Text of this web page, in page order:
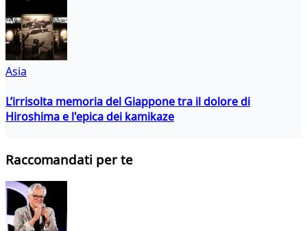
Asia
L’irrisolta memoria del Giappone tra il dolore di
Hiroshima e l'epica dei kamikaze
Raccomandati per te